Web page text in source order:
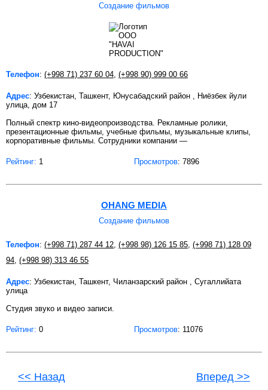
Создание фильмов
Телефон: (+998 71) 237 60 04 (+998 90) 999 00 66
Адрес: Узбекистан, Ташкент, Юнусабадский район , Ниёзбек йули
улица, дом 17
Полный спектр кино-видеопроизводства. Рекламные ролики,
презентационные фильмы, учебные фильмы, музыкальные клипы,
корпоративные фильмы. Сотрудники компании —
Рейтинг: 1 Просмотров: 7896
OHANG MEDIA
Создание фильмов
Телефон: (+998 71) 287 44 12 (+998 98) 126 15 85 (+998 71) 128 09
94 (+998 98) 313 46 55
Адрес: Узбекистан, Ташкент, Чиланзарский район , Сугаллийата
улица
Студия звуко и видео записи.
Рейтинг: 0 Просмотров: 11076
<< Назад Вперед >>